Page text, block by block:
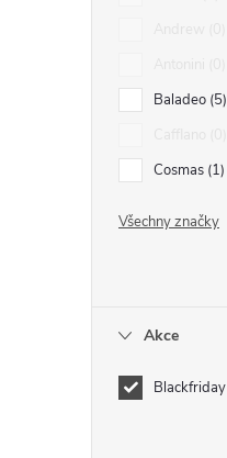
Baladeo 5
Cosmas 1
Všechny značky
Akce
Blackfriday